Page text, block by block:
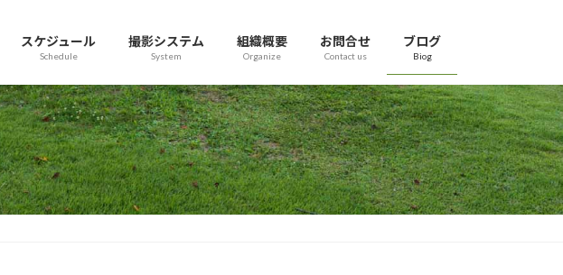
スケジュール
Schedule
撮影システム
System
組織概要
Organize
お問合せ
Contact us
ブログ
Biog